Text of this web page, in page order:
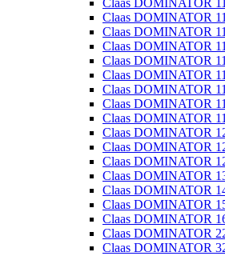
Claas DOMINATOR
Claas DOMINATOR
Claas DOMINATOR
Claas DOMINATOR
Claas DOMINATOR
Claas DOMINATOR
Claas DOMINATOR
Claas DOMINATOR
Claas DOMINATOR
Claas DOMINATOR
Claas DOMINATOR
Claas DOMINATOR
Claas DOMINATOR
Claas DOMINATOR
Claas DOMINATOR
Claas DOMINATOR
Claas DOMINATOR
Claas DOMINATOR